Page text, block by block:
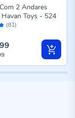
(81)
2 Andares
Toys - 524